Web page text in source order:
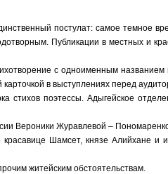
постулат: самое темное
Публикации в местных и
с одноименным
в выступлениях перед
стихов поэтессы. Адыгейское
Вероники Журавлевой –
Шамсет, князе Алийхане и
житейским обстоятельствам.